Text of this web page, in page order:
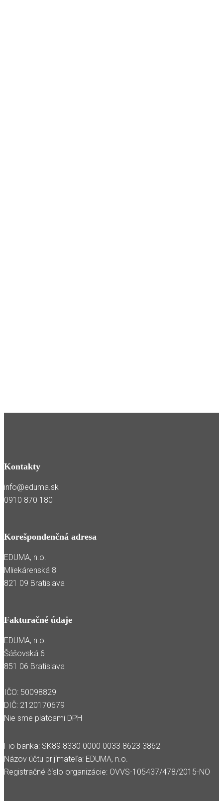
Kontakty
info@eduma.sk
0910 870 180
Korešpondenčná adresa
EDUMA, n.o.
Mliekárenská 8
821 09 Bratislava
Fakturačné údaje
EDUMA, n.o.
Šášovská 6
851 06 Bratislava
IČO: 50098829
DIČ: 2120170679
Nie sme platcami DPH
Fio banka: SK89 8330 0000 0033 8623 3862
Názov účtu prijímateľa: EDUMA, n.o.
Registračné číslo organizácie: OVVS-105437/478/2015-NO